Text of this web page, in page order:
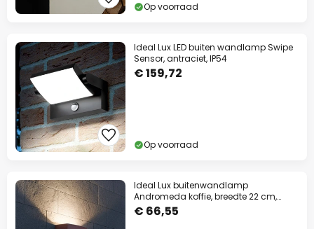
Op voorraad
Ideal Lux LED buiten wandlamp Swipe
Sensor, antraciet, IP54
€ 159,72
Op voorraad
Ideal Lux buitenwandlamp
Andromeda koffie, breedte 22 cm,
aluminium
€ 66,55